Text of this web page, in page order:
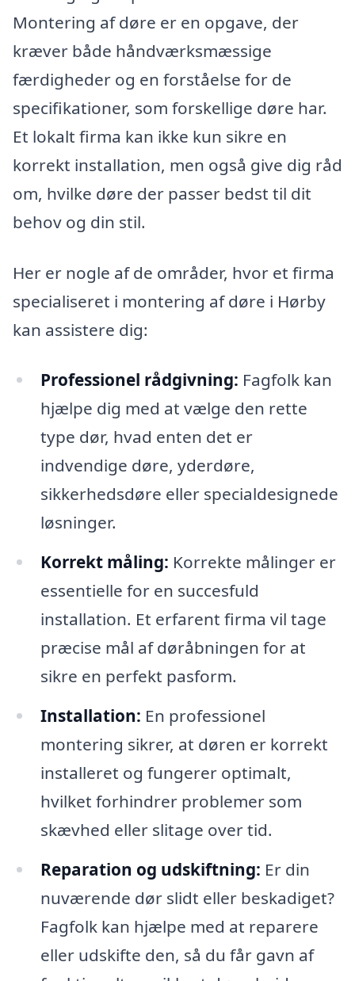
Montering af døre er en opgave, der
kræver både håndværksmæssige
færdigheder og en forståelse for de
specifikationer, som forskellige døre har.
Et lokalt firma kan ikke kun sikre en
korrekt installation, men også give dig råd
om, hvilke døre der passer bedst til dit
behov og din stil.
Her er nogle af de områder, hvor et firma
specialiseret i montering af døre i Hørby
kan assistere dig:
Professionel rådgivning: Fagfolk kan
hjælpe dig med at vælge den rette
type dør, hvad enten det er
indvendige døre, yderdøre,
sikkerhedsdøre eller specialdesignede
løsninger.
Korrekt måling: Korrekte målinger er
essentielle for en succesfuld
installation. Et erfarent firma vil tage
præcise mål af døråbningen for at
sikre en perfekt pasform.
Installation: En professionel
montering sikrer, at døren er korrekt
installeret og fungerer optimalt,
hvilket forhindrer problemer som
skævhed eller slitage over tid.
Reparation og udskiftning: Er din
nuværende dør slidt eller beskadiget?
Fagfolk kan hjælpe med at reparere
eller udskifte den, så du får gavn af